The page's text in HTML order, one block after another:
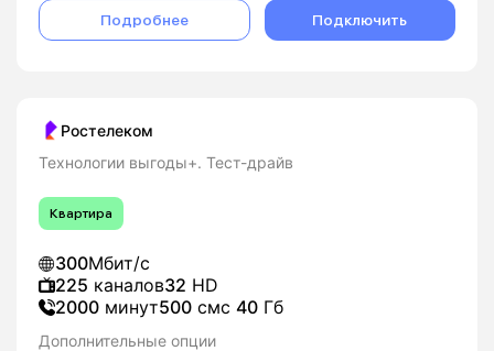
Подробнее Подключить
Ростелеком
Технологии выгоды+. Тест-драйв
Квартира
300Мбит/с
225 каналов32 HD
2000 минут500 смс 40 Гб
Дополнительные опции